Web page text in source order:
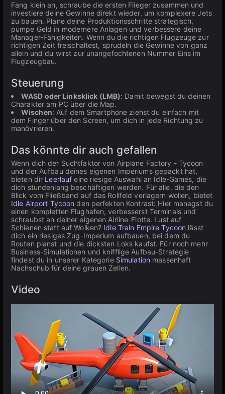
Fang klein an, schraube die ersten Flieger zusammen und
investiere deine Gewinne direkt wieder, um komplexere Jets
zu bauen. Plane deine Produktionsschritte strategisch,
pumpe Geld in modernere Anlagen und verbessere deine
Manager-Fähigkeiten. Wenn du die richtigen Flugzeuge zur
richtigen Zeit freischaltest, sprudeln die Gewinne von ganz
allein und du wirst zur unangefochtenen Nummer Eins im
Flugzeugbau.
Steuerung
WASD oder Linksklick (LMB): Damit bewegst du deinen
Charakter am PC über die Map.
Wischen: Auf dem Smartphone ziehst du einfach mit
dem Finger über den Screen, um dich in jede Richtung zu
manövrieren.
Das könnte dir auch gefallen
Wenn dich der Suchtfaktor von Airplane Factory - Tycoon
und der Aufbau deines eigenen Imperiums gepackt hat,
bieten dir Leerlauf eine riesige Auswahl an Idle-Games, die
dich stundenlang beschäftigen werden. Für alle, die den
Blick vom Fließband auf das Rollfeld verlagern wollen, bietet
Idle Airport Tycoon den perfekten Kontrast: Hier managst du
einen kompletten Flughafen, verbesserst Terminals und
schraubst an deiner eigenen Airline-Flotte. Lust auf
Schienen statt auf Wolken? Idle Train Empire Tycoon lässt
dich ein riesiges Zug-Imperium aufbauen, bei dem du
Routen planst und die dicksten Loks kaufst. Für noch mehr
Business-Simulationen und knifflige Aufbau-Strategie
findest du in unserer Kategorie Simulation massenhaft
Nachschub für deine grauen Zellen.
Video